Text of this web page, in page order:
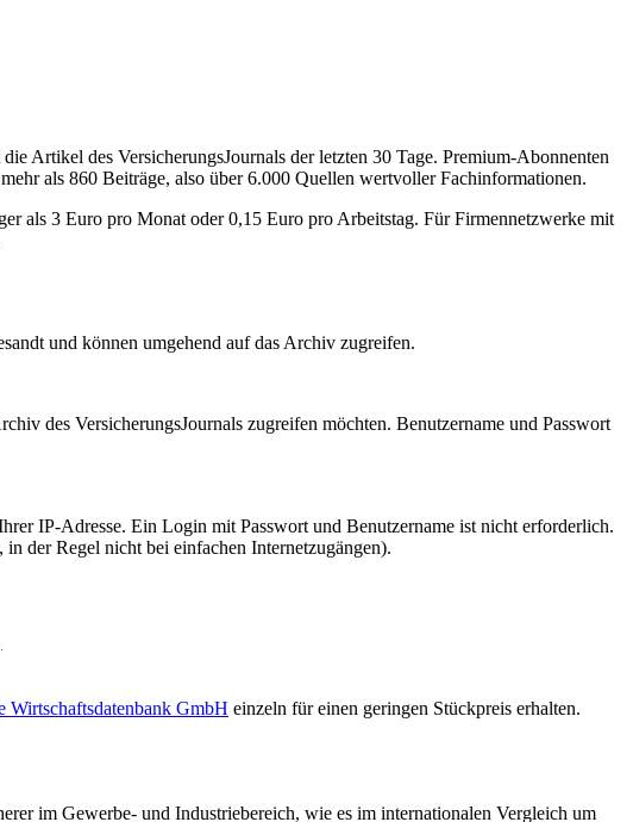
Artikel des VersicherungsJournals der letzten 30 Tage. Premium-Abonnenten
als 860 Beiträge, also über 6.000 Quellen wertvoller Fachinformationen.
als 3 Euro pro Monat oder 0,15 Euro pro Arbeitstag. Für Firmennetzwerke mit
und können umgehend auf das Archiv zugreifen.
des VersicherungsJournals zugreifen möchten. Benutzername und Passwort
IP-Adresse. Ein Login mit Passwort und Benutzername ist nicht erforderlich.
der Regel nicht bei einfachen Internetzugängen).
Wirtschaftsdatenbank GmbH einzeln für einen geringen Stückpreis erhalten.
im Gewerbe- und Industriebereich, wie es im internationalen Vergleich um